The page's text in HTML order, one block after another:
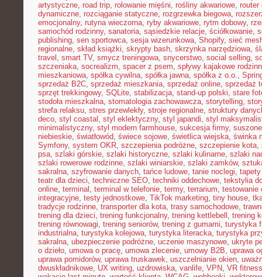
artystyczne, road trip, rolowanie mięśni, rośliny akwariowe, router
dynamiczne, rozciąganie statyczne, rozgrzewka biegowa,
emocjonalny, rutyna wieczorna, ryby akwariowe, rytm dobowy,
samochód rodzinny, sanatoria, sąsiedzkie relacje, ściółkowanie,
publishing, sen sportowca, sesja wizerunkowa, Shopify, sieć
regionalne, skład książki, skrypty bash, skrzynka narzędziowa,
travel , smart TV, smycz treningowa, snycerstwo, social selling,
szczeniaka, socrealizm, spacer z psem, spływy kajakowe
mieszkaniowa, spółka cywilna, spółka jawna, spółka z o.o.,
sprzedaż B2C, sprzedaż mieszkania, sprzedaż online, sprzedaż
sprzęt trekkingowy, SQLite, stabilizacja, stand-up polski, stare
stodoła mieszkalna, stomatologia zachowawcza, storytelling,
strefa relaksu, stres przewlekły, stroje regionalne, struktury
deco, styl coastal , styl eklektyczny, styl japandi, styl
minimalistyczny, styl modern farmhouse, sukcesja firmy,
niebieskie, światłowód, świece sojowe, świetlica wiejska, świnka
Symfony, system OKR, szczepienia podróżne, szczepienie kota,
psa, szlaki górskie, szlaki historyczne, szlaki kulinarne, szlaki
szlaki rowerowe rodzinne, szlaki winiarskie, szlaki zamków,
sakralna, szyfrowanie danych, tańce ludowe, tanie noclegi,
teatr dla dzieci, techniczne SEO, techniki oddechowe, tekstylia
online, terminal , terminal w telefonie, termy, terrarium, testowanie
integracyjne, testy jednostkowe, TikTok marketing, tiny house,
tradycje rodzinne, transporter dla kota, trasy samochodowe,
trening dla dzieci, trening funkcjonalny, trening kettlebell , trening
trening równowagi, trening seniorów, trening z gumami, turystyka
industrialna, turystyka kolejowa, turystyka literacka, turystyka
sakralna, ubezpieczenie podróżne, uczenie maszynowe, ukryte
o dzieło, umowa o pracę, umowa zlecenie, umowy B2B, uprawa
uprawa pomidorów, uprawa truskawek, uszczelnianie okien,
dwuskładnikowe, UX writing, uzdrowiska, vanlife, VPN, VR fitness